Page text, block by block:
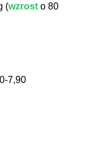
(wzrost o 80
7,90